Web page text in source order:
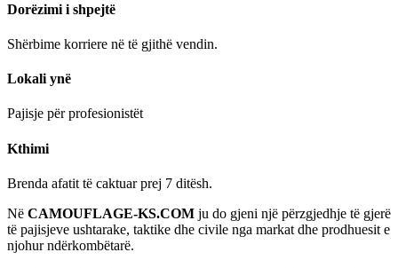
Dorëzimi i shpejtë
Shërbime korriere në të gjithë vendin.
Lokali ynë
Pajisje për profesionistët
Kthimi
Brenda afatit të caktuar prej 7 ditësh.
Në CAMOUFLAGE-KS.COM ju do gjeni një përzgjedhje të gjerë
të pajisjeve ushtarake, taktike dhe civile nga markat dhe prodhuesit e
njohur ndërkombëtarë.